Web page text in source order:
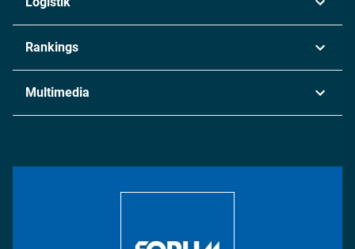
Chemie
Metall
Energie
Rankings
Multimedia